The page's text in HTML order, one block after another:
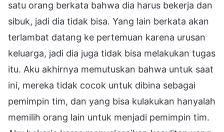
satu orang berkata bahwa dia harus bekerja dan
sibuk, jadi dia tidak bisa. Yang lain berkata akan
terlambat datang ke pertemuan karena urusan
keluarga, jadi dia juga tidak bisa melakukan tugas
itu. Aku akhirnya memutuskan bahwa untuk saat
ini, mereka tidak cocok untuk dibina sebagai
pemimpin tim, dan yang bisa kulakukan hanyalah
memilih orang lain untuk menjadi pemimpin tim.